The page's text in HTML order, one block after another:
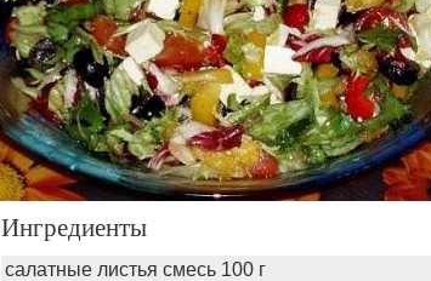
Ингредиенты
салатные листья смесь 100 г